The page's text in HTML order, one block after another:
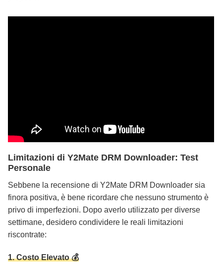
Limitazioni di Y2Mate DRM Downloader: Test
Personale
Sebbene la recensione di Y2Mate DRM Downloader sia
finora positiva, è bene ricordare che nessuno strumento è
privo di imperfezioni. Dopo averlo utilizzato per diverse
settimane, desidero condividere le reali limitazioni
riscontrate:
1. Costo Elevato 💰